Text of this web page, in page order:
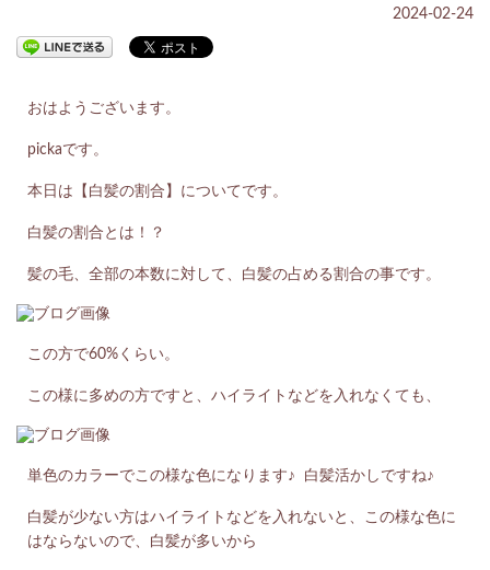
2024-02-24
おはようございます。
pickaです。
本日は【白髪の割合】についてです。
白髪の割合とは！？
髪の毛、全部の本数に対して、白髪の占める割合の事です。
この方で60%くらい。
この様に多めの方ですと、ハイライトなどを入れなくても、
単色のカラーでこの様な色になります♪ 白髪活かしですね♪
白髪が少ない方はハイライトなどを入れないと、この様な色に
はならないので、白髪が多いから